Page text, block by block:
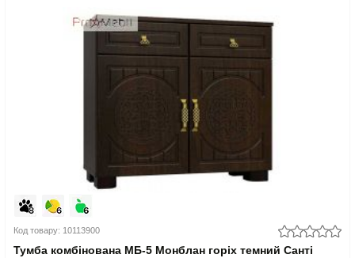
Код товару: 10113900
Тумба комбінована МБ-5 Монблан горіх темний Санті